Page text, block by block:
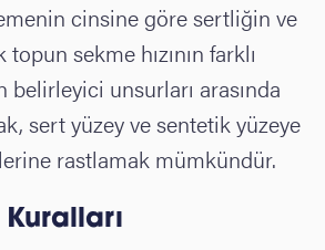
cinsine göre sertliğin ve
sekme hızının farklı
belirleyici unsurları arasında
sert yüzey ve sentetik yüzeye
rastlamak mümkündür.
Kuralları